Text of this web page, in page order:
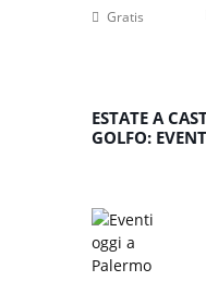
Gratis
ESTATE A
GOLFO: